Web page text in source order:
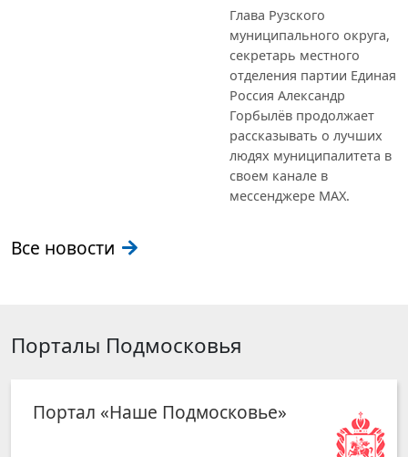
Глава Рузского
муниципального округа,
секретарь местного
отделения партии Единая
Россия Александр
Горбылёв продолжает
рассказывать о лучших
людях муниципалитета в
своем канале в
мессенджере MAX.
Все новости
Порталы Подмосковья
Портал «Наше Подмосковье»